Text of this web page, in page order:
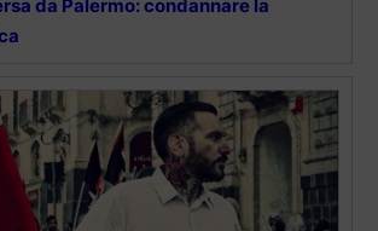
da Palermo: condannare la